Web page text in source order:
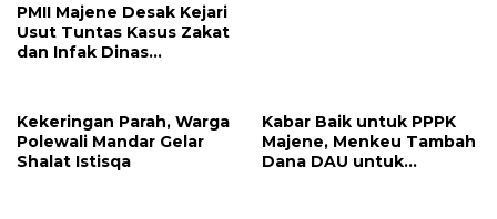
PMII Majene Desak Kejari
Usut Tuntas Kasus Zakat
dan Infak Dinas
Kekeringan Parah, Warga
Polewali Mandar Gelar
Shalat Istisqa
Kabar Baik untuk PPPK
Majene, Menkeu Tambah
Dana DAU untuk